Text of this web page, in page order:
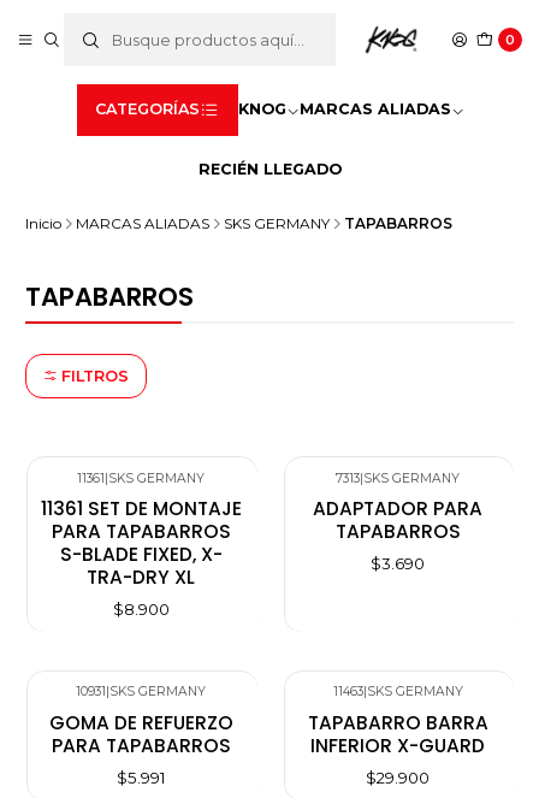
0
CATEGORÍAS KNOG MARCAS ALIADAS
RECIÉN LLEGADO
Inicio MARCAS ALIADAS SKS GERMANY TAPABARROS
TAPABARROS
FILTROS
11361|SKS GERMANY
11361 SET DE MONTAJE
PARA TAPABARROS
S-BLADE FIXED, X-
TRA-DRY XL
$8.900
7313|SKS GERMANY
ADAPTADOR PARA
TAPABARROS
$3.690
10931 SKS GERMANY
GOMA DE REFUERZO
PARA TAPABARROS
$5.991
11463| SKS GERMANY
TAPABARRO BARRA
INFERIOR X-GUARD
$29.900